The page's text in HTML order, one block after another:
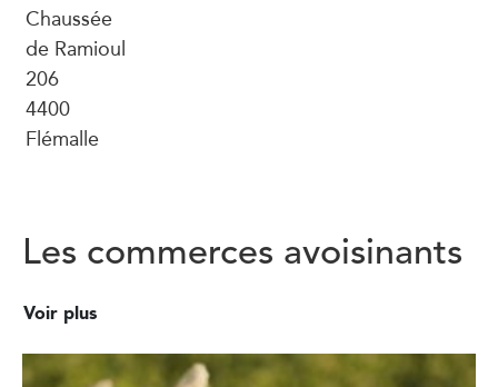
Chaussée
de Ramioul
206
4400
Flémalle
Les commerces avoisinants
Voir plus